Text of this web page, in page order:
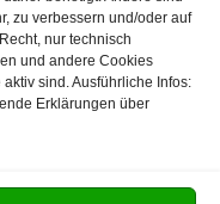
zu verbessern und/oder auf
nur technisch
und andere Cookies
sind. Ausführliche Infos:
Erklärungen über